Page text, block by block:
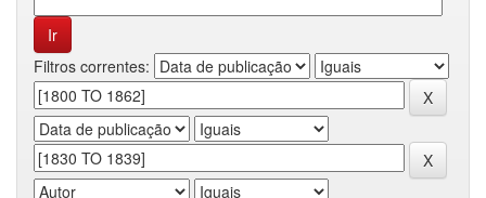
Filtros correntes: